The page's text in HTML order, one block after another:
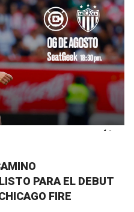
PARA EL DEBUT
FIRE